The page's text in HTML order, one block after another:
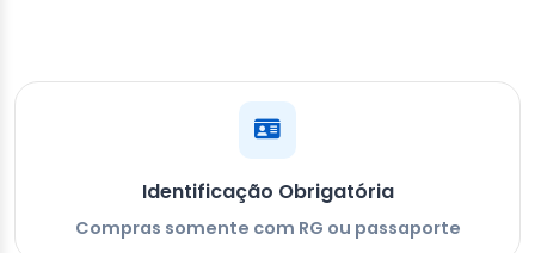
Identificação Obrigatória
Compras somente com RG ou passaporte